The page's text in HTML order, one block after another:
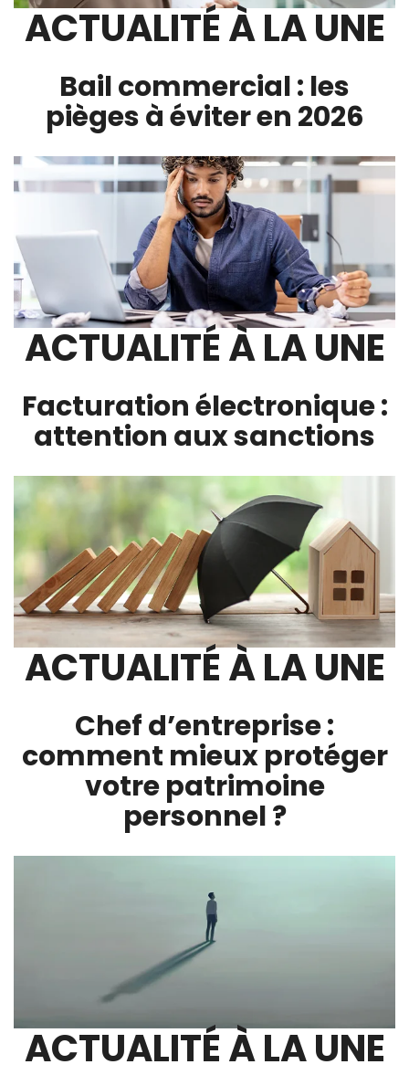
ACTUALITÉ À LA UNE
Bail commercial : les
pièges à éviter en 2026
ACTUALITÉ À LA UNE
Facturation électronique :
attention aux sanctions
ACTUALITÉ À LA UNE
Chef d’entreprise :
comment mieux protéger
votre patrimoine
personnel ?
ACTUALITÉ À LA UNE